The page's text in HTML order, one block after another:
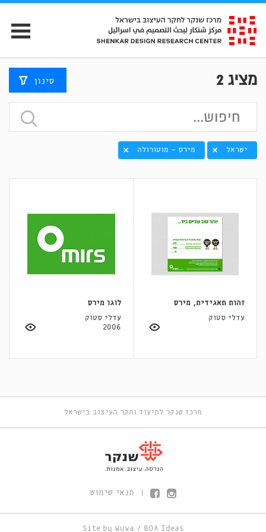
מציג 2 סינון
ישראל מירס - מוטורולה
זהות תאגידית, מירס
עדלי סטוק
לוגו מירס
עדלי סטוק
2006
מרכז שנקר לתיעוד וחקר העיצוב בישראל
תנאי שימוש
Site by Wuwa / BOA Ideas